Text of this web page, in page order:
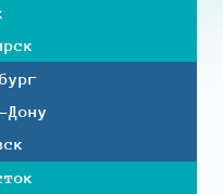
Дону